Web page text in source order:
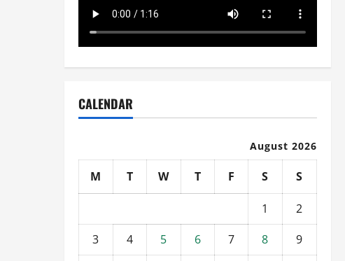
CALENDAR
August 2026
M T W T F S S
1
2
3
4 5 6 7 8
9